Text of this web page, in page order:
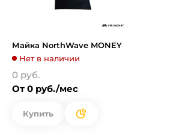
Майка NorthWave MONEY
Нет в наличии
0 руб.
От 0 руб./мес
Купить